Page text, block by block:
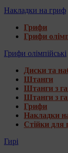
Накладки на гриф
Грифи
Грифи
Грифи олімпійські
Диски та
Штанги
Штанги з
Штанги з
Грифи
Накладки
Стійки для
Гирі